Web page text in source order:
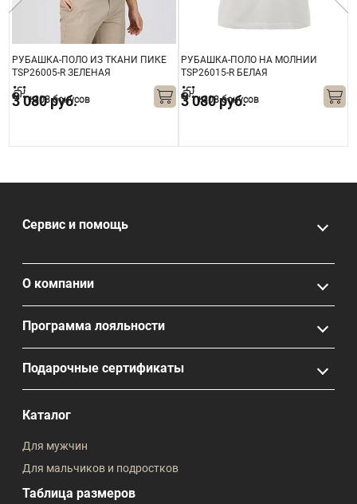
РУБАШКА-ПОЛО ИЗ ТКАНИ ПИКЕ
TSP26005-R ЗЕЛЕНАЯ
3 080 руб.
+308 бонусов
РУБАШКА-ПОЛО НА МОЛНИИ
TSP26015-R БЕЛАЯ
3 080 руб.
+308 бонусов
Сервис и помощь
О компании
Программа лояльности
Подарочные сертификаты
Каталог
Для мужчин
Для мальчиков и подростков
Таблица размеров